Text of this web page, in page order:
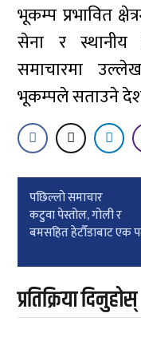
भूकम्प प्रभावित
सेना र स्थानीय
समाचारमा
भूकम्पले सताउने
Post
navigation
पछिल्लाे समाचार
कटुवा पेस्तोल, गोली र
बमसहित हेटौँडाबाट एक
प्रतिक्रिया दिनुहोस्